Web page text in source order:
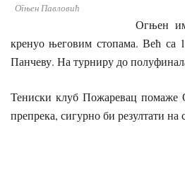
Огњен Павловић
Огњен
кренуо његовим стопама. Већ са
Панчеву. На турниру до
Тениски клуб Пожаревац помаже
препрека, сигурно би резултати